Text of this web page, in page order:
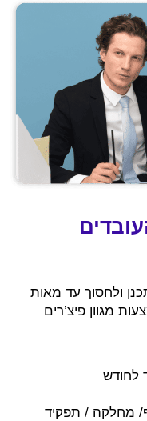
ולחסוך עד מאות
מגוון פיצ’רים
לחודש
מחלקה / תפקיד